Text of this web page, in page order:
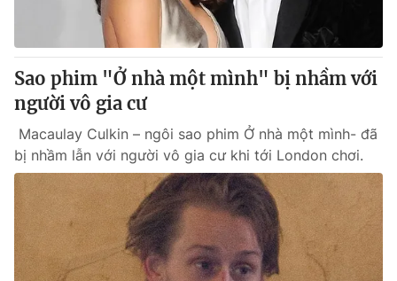
Tư vấn
Lịch phát sóng
Chuyên mục khác
Emagazine
Photo Infographic
Video Shorts video
VTV Money VTV Thể thao
Sao phim "Ở nhà một mình" bị nhầm với
người vô gia cư
Macaulay Culkin – ngôi sao phim Ở nhà một mình- đã
bị nhầm lẫn với người vô gia cư khi tới London chơi.